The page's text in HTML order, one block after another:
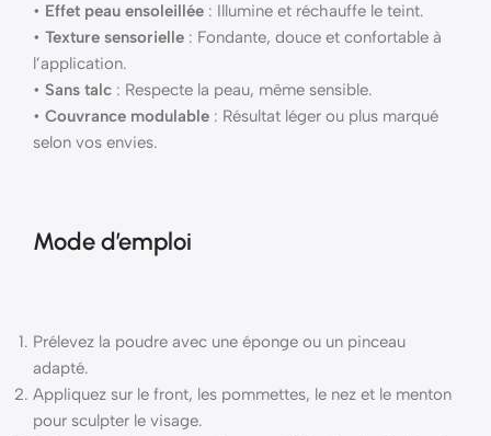
• Effet peau ensoleillée : Illumine et réchauffe le teint.
• Texture sensorielle : Fondante, douce et confortable à
l’application.
• Sans talc : Respecte la peau, même sensible.
• Couvrance modulable : Résultat léger ou plus marqué
selon vos envies.
Mode d’emploi
Prélevez la poudre avec une éponge ou un pinceau
adapté.
Appliquez sur le front, les pommettes, le nez et le menton
pour sculpter le visage.